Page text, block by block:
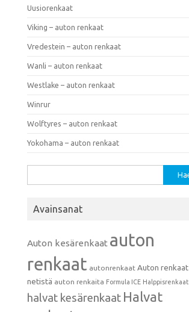
Uusiorenkaat
Viking – auton renkaat
Vredestein – auton renkaat
Wanli – auton renkaat
Westlake – auton renkaat
Winrur
Wolftyres – auton renkaat
Yokohama – auton renkaat
Avainsanat
Auton kesärenkaat auton
renkaat autonrenkaat Auton renkaat
netistä auton renkaita Formula ICE Halppisrenkaat
halvat kesärenkaat Halvat